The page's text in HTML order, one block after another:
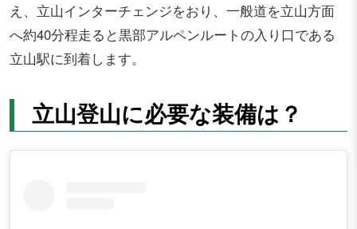
え、立山インターチェンジをおり、一般道を立山方面
へ約40分程走ると黒部アルペンルートの入り口である
立山駅に到着します。
立山登山に必要な装備は？